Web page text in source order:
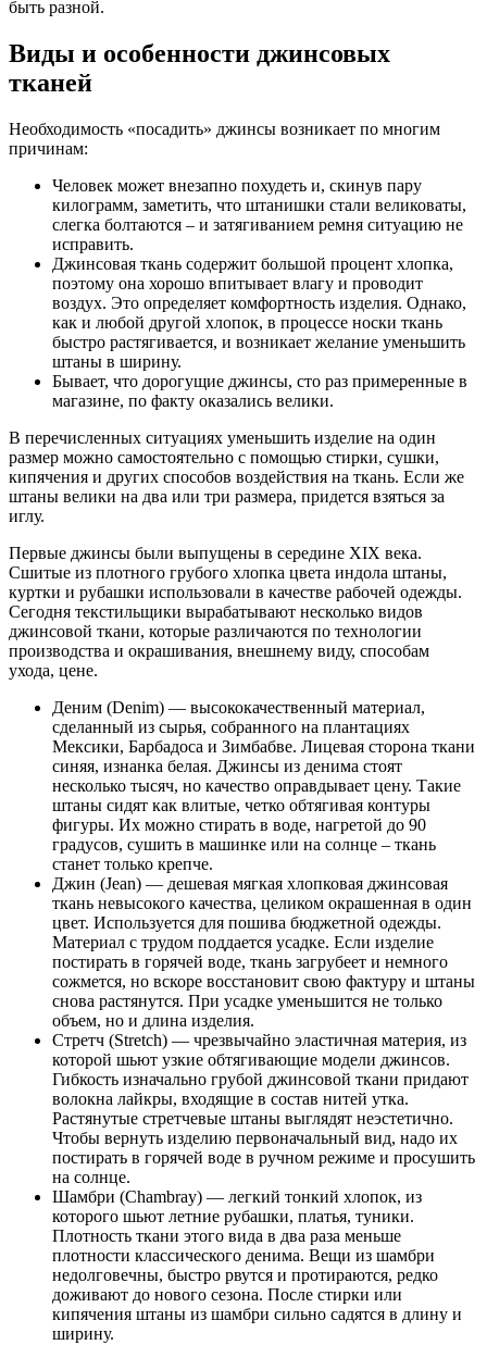
быть разной.
Виды и особенности джинсовых
тканей
Необходимость «посадить» джинсы возникает по многим
причинам:
Человек может внезапно похудеть и, скинув пару
килограмм, заметить, что штанишки стали великоваты,
слегка болтаются – и затягиванием ремня ситуацию не
исправить.
Джинсовая ткань содержит большой процент хлопка,
поэтому она хорошо впитывает влагу и проводит
воздух. Это определяет комфортность изделия. Однако,
как и любой другой хлопок, в процессе носки ткань
быстро растягивается, и возникает желание уменьшить
штаны в ширину.
Бывает, что дорогущие джинсы, сто раз примеренные в
магазине, по факту оказались велики.
В перечисленных ситуациях уменьшить изделие на один
размер можно самостоятельно с помощью стирки, сушки,
кипячения и других способов воздействия на ткань. Если же
штаны велики на два или три размера, придется взяться за
иглу.
Первые джинсы были выпущены в середине XIX века.
Сшитые из плотного грубого хлопка цвета индола штаны,
куртки и рубашки использовали в качестве рабочей одежды.
Сегодня текстильщики вырабатывают несколько видов
джинсовой ткани, которые различаются по технологии
производства и окрашивания, внешнему виду, способам
ухода, цене.
Деним (Denim) — высококачественный материал,
сделанный из сырья, собранного на плантациях
Мексики, Барбадоса и Зимбабве. Лицевая сторона ткани
синяя, изнанка белая. Джинсы из денима стоят
несколько тысяч, но качество оправдывает цену. Такие
штаны сидят как влитые, четко обтягивая контуры
фигуры. Их можно стирать в воде, нагретой до 90
градусов, сушить в машинке или на солнце – ткань
станет только крепче.
Джин (Jean) — дешевая мягкая хлопковая джинсовая
ткань невысокого качества, целиком окрашенная в один
цвет. Используется для пошива бюджетной одежды.
Материал с трудом поддается усадке. Если изделие
постирать в горячей воде, ткань загрубеет и немного
сожмется, но вскоре восстановит свою фактуру и штаны
снова растянутся. При усадке уменьшится не только
объем, но и длина изделия.
Стретч (Stretch) — чрезвычайно эластичная материя, из
которой шьют узкие обтягивающие модели джинсов.
Гибкость изначально грубой джинсовой ткани придают
волокна лайкры, входящие в состав нитей утка.
Растянутые стретчевые штаны выглядят неэстетично.
Чтобы вернуть изделию первоначальный вид, надо их
постирать в горячей воде в ручном режиме и просушить
на солнце.
Шамбри (Chambray) — легкий тонкий хлопок, из
которого шьют летние рубашки, платья, туники.
Плотность ткани этого вида в два раза меньше
плотности классического денима. Вещи из шамбри
недолговечны, быстро рвутся и протираются, редко
доживают до нового сезона. После стирки или
кипячения штаны из шамбри сильно садятся в длину и
ширину.